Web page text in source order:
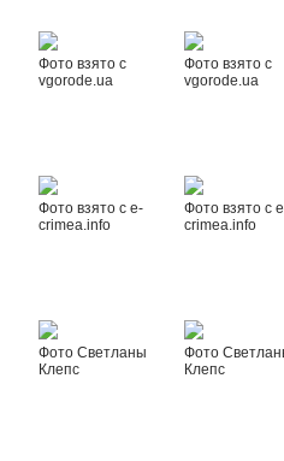
Фото взято с
vgorode.ua
Фото взято с
vgorode.ua
Фото взято с e-
crimea.info
Фото взято с
crimea.info
Фото Светланы
Клепс
Фото
Клепс